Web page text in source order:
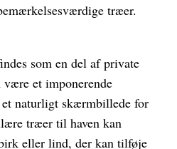
træer.
som en del af private
et imponerende
naturligt skærmbillede for
træer til haven kan
eller lind, der kan tilføje